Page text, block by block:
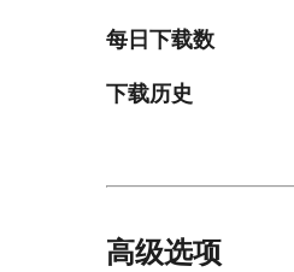
每日下载数
下载历史
高级选项